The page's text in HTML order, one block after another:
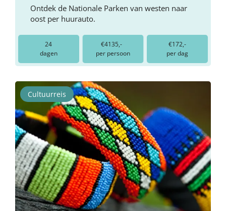
Ontdek de Nationale Parken van westen naar
oost per huurauto.
24
dagen
€4135,-
per persoon
€172,-
per dag
Cultuurreis